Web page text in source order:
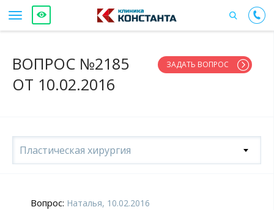
ВОПРОС №2185
ОТ 10.02.2016
ЗАДАТЬ ВОПРОС
Пластическая хирургия
Вопрос: Наталья, 10.02.2016